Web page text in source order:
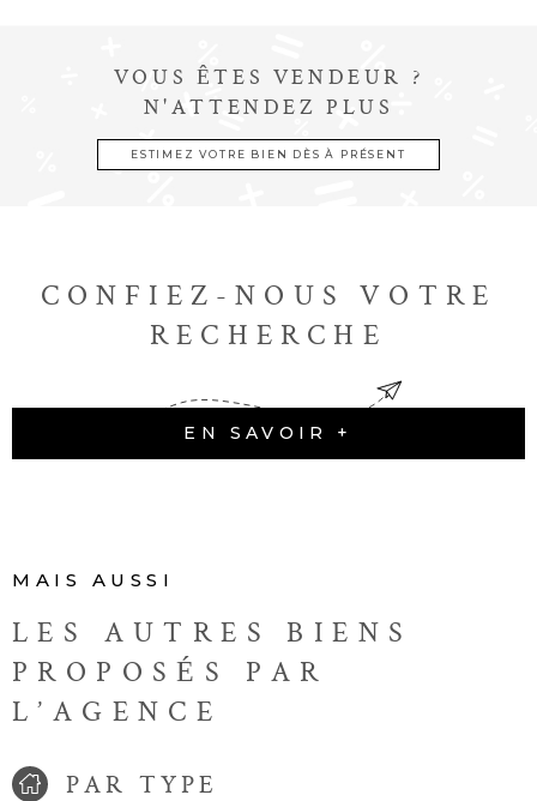
VOUS ÊTES VENDEUR ?
N'ATTENDEZ PLUS
ESTIMEZ VOTRE BIEN DÈS À PRÉSENT
CONFIEZ-NOUS VOTRE
RECHERCHE
EN SAVOIR +
MAIS AUSSI
LES AUTRES BIENS
PROPOSÉS PAR
L’AGENCE
PAR TYPE